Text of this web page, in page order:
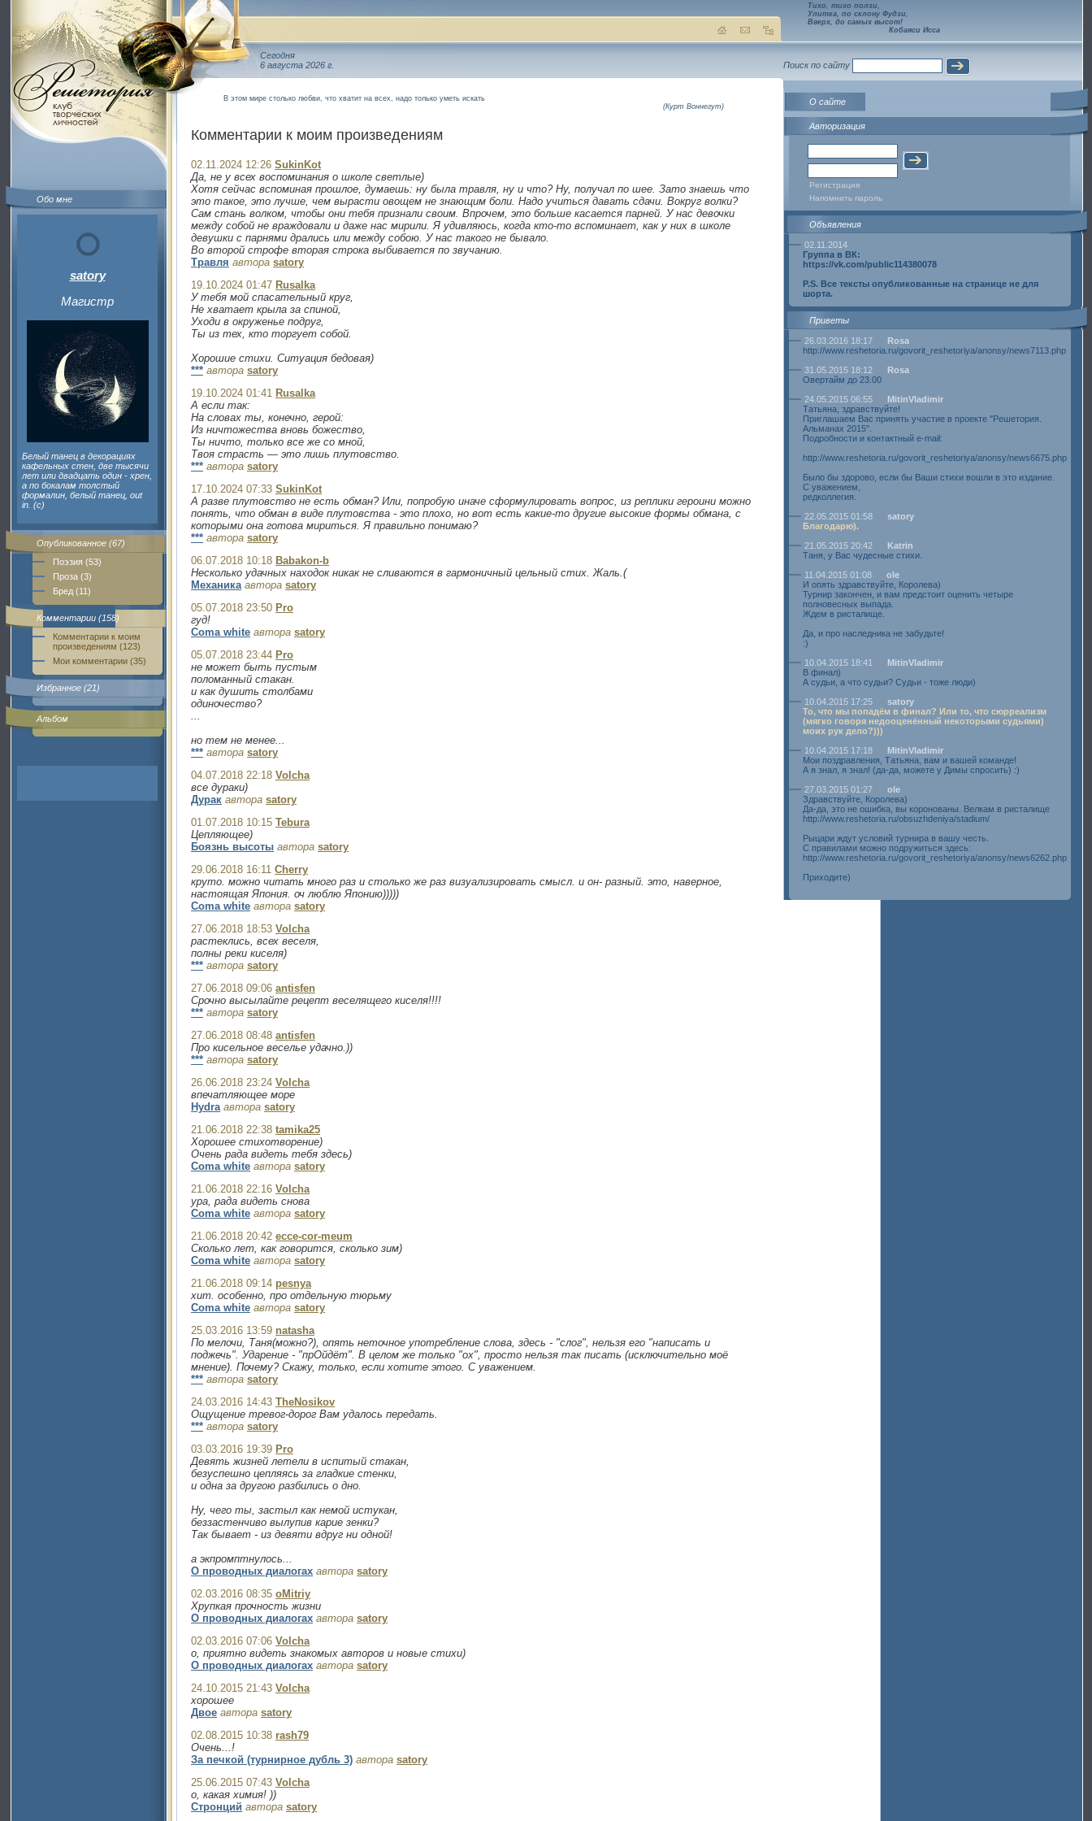
Обо мне
satory
Магистр
Белый танец в декорациях
кафельных стен, две тысячи
лет или двадцать один - хрен,
а по бокалам толстый
формалин, белый танец, out
in. (с)
Опубликованное (67)
Поэзия (53)
Проза (3)
Бред (11)
Комментарии (158)
Комментарии к моим
произведениям (123)
Мои комментарии (35)
Избранное (21)
Альбом
Сегодня
6 августа 2026 г.
В этом мире столько любви, что хватит на всех, надо только уметь искать
(Курт Воннегут)
Комментарии к моим произведениям
02.11.2024 12:26 SukinKot
Да, не у всех воспоминания о школе светлые)
Хотя сейчас вспоминая прошлое, думаешь: ну была травля, ну и что? Ну, получал по шее. Зато знаешь что
это такое, это лучше, чем вырасти овощем не знающим боли. Надо учиться давать сдачи. Вокруг волки?
Сам стань волком, чтобы они тебя признали своим. Впрочем, это больше касается парней. У нас девочки
между собой не враждовали и даже нас мирили. Я удивляюсь, когда кто-то вспоминает, как у них в школе
девушки с парнями дрались или между собою. У нас такого не бывало.
Во второй строфе вторая строка выбивается по звучанию.
Травля автора satory
19.10.2024 01:47 Rusalka
У тебя мой спасательный круг,
Не хватает крыла за спиной,
Уходи в окруженье подруг,
Ты из тех, кто торгует собой.
Хорошие стихи. Ситуация бедовая)
*** автора satory
19.10.2024 01:41 Rusalka
А если так:
На словах ты, конечно, герой:
Из ничтожества вновь божество,
Ты ничто, только все же со мной,
Твоя страсть — это лишь плутовство.
*** автора satory
17.10.2024 07:33 SukinKot
А разве плутовство не есть обман? Или, попробую иначе сформулировать вопрос, из реплики героини можно
понять, что обман в виде плутовства - это плохо, но вот есть какие-то другие высокие формы обмана, с
которыми она готова мириться. Я правильно понимаю?
*** автора satory
06.07.2018 10:18 Babakon-b
Несколько удачных находок никак не сливаются в гармоничный цельный стих. Жаль.(
Механика автора satory
05.07.2018 23:50 Pro
гуд!
Coma white автора satory
05.07.2018 23:44 Pro
не может быть пустым
поломанный стакан.
и как душить столбами
одиночество?
...
но тем не менее...
*** автора satory
04.07.2018 22:18 Volcha
все дураки)
Дурак автора satory
01.07.2018 10:15 Tebura
Цепляющее)
Боязнь высоты автора satory
29.06.2018 16:11 Cherry
круто. можно читать много раз и столько же раз визуализировать смысл. и он- разный. это, наверное,
настоящая Япония. оч люблю Японию)))))
Coma white автора satory
27.06.2018 18:53 Volcha
растеклись, всех веселя,
полны реки киселя)
*** автора satory
27.06.2018 09:06 antisfen
Срочно высылайте рецепт веселящего киселя!!!!
*** автора satory
27.06.2018 08:48 antisfen
Про кисельное веселье удачно.))
*** автора satory
26.06.2018 23:24 Volcha
впечатляющее море
Hydra автора satory
21.06.2018 22:38 tamika25
Хорошее стихотворение)
Очень рада видеть тебя здесь)
Coma white автора satory
21.06.2018 22:16 Volcha
ура, рада видеть снова
Coma white автора satory
21.06.2018 20:42 ecce-cor-meum
Сколько лет, как говорится, сколько зим)
Coma white автора satory
21.06.2018 09:14 pesnya
хит. особенно, про отдельную тюрьму
Coma white автора satory
25.03.2016 13:59 natasha
По мелочи, Таня(можно?), опять неточное употребление слова, здесь - "слог", нельзя его "написать и
поджечь". Ударение - "прОйдёт". В целом же только "ох", просто нельзя так писать (исключительно моё
мнение). Почему? Скажу, только, если хотите этого. С уважением.
*** автора satory
24.03.2016 14:43 TheNosikov
Ощущение тревог-дорог Вам удалось передать.
*** автора satory
03.03.2016 19:39 Pro
Девять жизней летели в испитый стакан,
безуспешно цепляясь за гладкие стенки,
и одна за другою разбились о дно.
Ну, чего ты, застыл как немой истукан,
беззастенчиво вылупив карие зенки?
Так бывает - из девяти вдруг ни одной!
а экпромптнулось...
О проводных диалогах автора satory
02.03.2016 08:35 oMitriy
Хрупкая прочность жизни
О проводных диалогах автора satory
02.03.2016 07:06 Volcha
о, приятно видеть знакомых авторов и новые стихи)
О проводных диалогах автора satory
24.10.2015 21:43 Volcha
хорошее
Двое автора satory
02.08.2015 10:38 rash79
Очень...!
За печкой (турнирное дубль 3) автора satory
25.06.2015 07:43 Volcha
о, какая химия! ))
Стронций автора satory
Тихо, тихо ползи,
Улитка, по склону Фудзи,
Вверх, до самых высот!
Кобаяси Исса
Поиск по сайту
О сайте
Авторизация
Регистрация
Напомнить пароль
Объявления
02.11.2014
Группа в ВК:
https://vk.com/public114380078
P.S. Все тексты опубликованные на странице не для
шорта.
Приветы
26.03.2016 18:17
Rosa
http://www.reshetoria.ru/govorit_reshetoriya/anonsy/news7113.php
31.05.2015 18:12
Rosa
Овертайм до 23.00
24.05.2015 06:55
MitinVladimir
Татьяна, здравствуйте!
Приглашаем Вас принять участие в проекте "Решетория.
Альманах 2015".
Подробности и контактный e-mail:
http://www.reshetoria.ru/govorit_reshetoriya/anonsy/news6675.php
Было бы здорово, если бы Ваши стихи вошли в это издание.
С уважением,
редколлегия.
22.05.2015 01:58
satory
Благодарю).
21.05.2015 20:42
Katrin
Таня, у Вас чудесные стихи.
11.04.2015 01:08
ole
И опять здравствуйте, Королева)
Турнир закончен, и вам предстоит оценить четыре
полновесных выпада.
Ждем в ристалище.
Да, и про наследника не забудьте!
:)
10.04.2015 18:41
MitinVladimir
В финал)
А судьи, а что судьи? Судьи - тоже люди)
10.04.2015 17:25
satory
То, что мы попадём в финал? Или то, что сюрреализм
(мягко говоря недооценённый некоторыми судьями)
моих рук дело?)))
10.04.2015 17:18
MitinVladimir
Мои поздравления, Татьяна, вам и вашей команде!
А я знал, я знал! (да-да, можете у Димы спросить) :)
27.03.2015 01:27
ole
Здравствуйте, Королева)
Да-да, это не ошибка, вы коронованы. Велкам в ристалище
http://www.reshetoria.ru/obsuzhdeniya/stadium/
Рыцари ждут условий турнира в вашу честь.
С правилами можно подружиться здесь:
http://www.reshetoria.ru/govorit_reshetoriya/anonsy/news6262.php
Приходите)